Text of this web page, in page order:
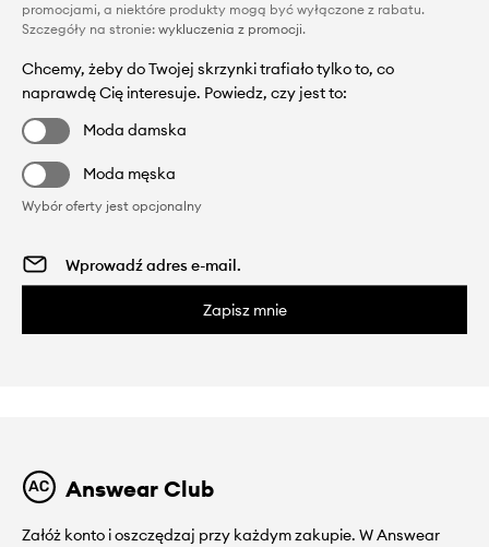
promocjami, a niektóre produkty mogą być wyłączone z rabatu.
Szczegóły na stronie: wykluczenia z promocji.
Chcemy, żeby do Twojej skrzynki trafiało tylko to, co
naprawdę Cię interesuje. Powiedz, czy jest to:
Moda damska
Moda męska
Wybór oferty jest opcjonalny
Zapisz mnie
Answear Club
Załóż konto i oszczędzaj przy każdym zakupie. W Answear